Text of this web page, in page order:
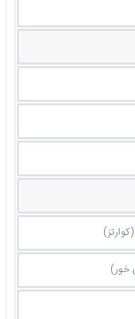
خور)